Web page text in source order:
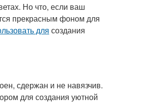
Но что, если ваш
прекрасным фоном для
для создания
сдержан и не навязчив.
для создания уютной